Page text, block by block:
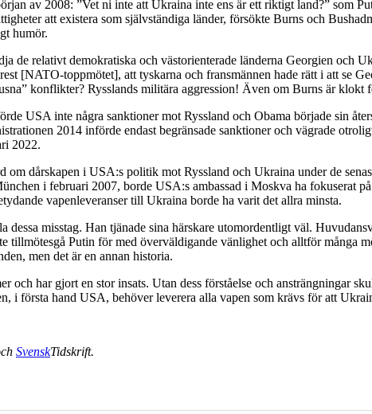
av 2008: ”Vet ni inte att Ukraina inte ens är ett riktigt land?” som
att existera som självständiga länder, försökte Burns och
humör.
de relativt demokratiska och västorienterade länderna Georgien och
[NATO-toppmötet], att tyskarna och fransmännen hade rätt i att se
konflikter? Rysslands militära aggression! Även om Burns är
USA inte några sanktioner mot Ryssland och Obama började sin
2014 införde endast begränsade sanktioner och vägrade
2022.
om dårskapen i USA:s politik mot Ryssland och Ukraina under de
i februari 2007, borde USA:s ambassad i Moskva ha fokuserat
vapenleveranser till Ukraina borde ha varit det allra minsta.
misstag. Han tjänade sina härskare utomordentligt väl.
tillmötesgå Putin för med överväldigande vänlighet och alltför många
men det är en annan historia.
och har gjort en stor insats. Utan dess förståelse och ansträngningar
i första hand USA, behöver leverera alla vapen som krävs för att
SvenskTidskrift.